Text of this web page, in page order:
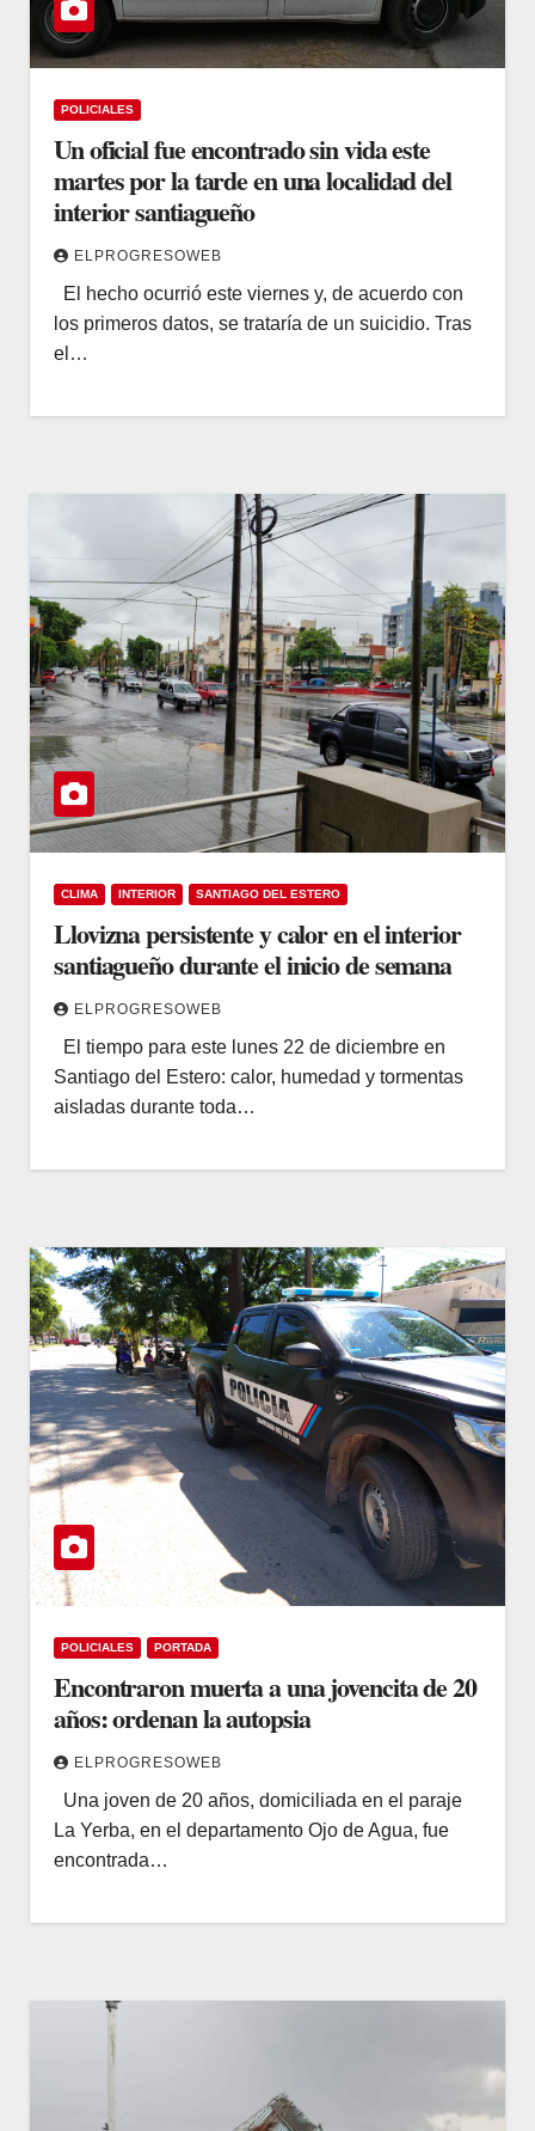
POLICIALES
Un oficial fue encontrado sin vida este
martes por la tarde en una localidad del
interior santiagueño
ELPROGRESOWEB
El hecho ocurrió este viernes y, de acuerdo con
los primeros datos, se trataría de un suicidio. Tras
el…
CLIMA INTERIOR SANTIAGO DEL ESTERO
Llovizna persistente y calor en el interior
santiagueño durante el inicio de semana
ELPROGRESOWEB
El tiempo para este lunes 22 de diciembre en
Santiago del Estero: calor, humedad y tormentas
aisladas durante toda…
POLICIALES PORTADA
Encontraron muerta a una jovencita de 20
años: ordenan la autopsia
ELPROGRESOWEB
Una joven de 20 años, domiciliada en el paraje
La Yerba, en el departamento Ojo de Agua, fue
encontrada…